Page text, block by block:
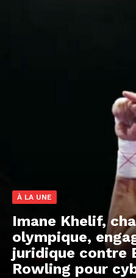
À LA UNE
Imane Khelif,
olympique,
juridique contre
Rowling pour